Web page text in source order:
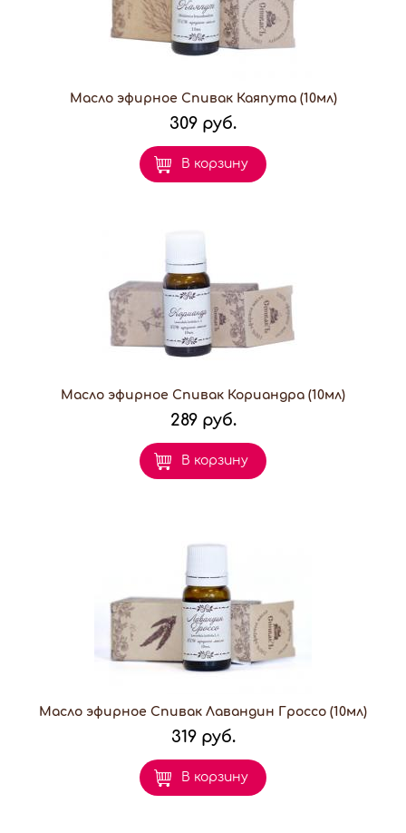
Масло эфирное Спивак Каяпута (10мл)
309 руб.
В корзину
Масло эфирное Спивак Кориандра (10мл)
289 руб.
В корзину
Масло эфирное Спивак Лавандин Гроссо (10мл)
319 руб.
В корзину